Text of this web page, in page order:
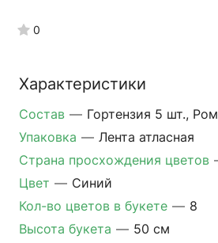
0
Характеристики
Состав — Гортензия 5 шт.,
Упаковка — Лента атласная
Страна просхождения цветов
Цвет — Синий
Кол-во цветов в букете — 8
Высота букета — 50 см